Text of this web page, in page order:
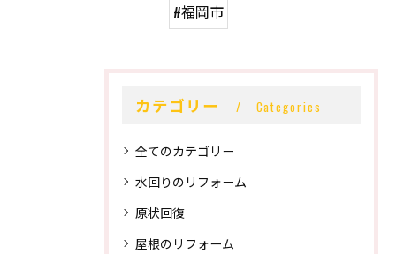
#福岡市
カテゴリー Categories
全てのカテゴリー
水回りのリフォーム
原状回復
屋根のリフォーム